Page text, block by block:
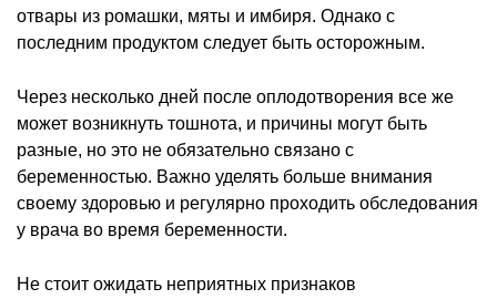
отвары из ромашки, мяты и имбиря. Однако с
последним продуктом следует быть осторожным.
Через несколько дней после оплодотворения все же
может возникнуть тошнота, и причины могут быть
разные, но это не обязательно связано с
беременностью. Важно уделять больше внимания
своему здоровью и регулярно проходить обследования
у врача во время беременности.
Не стоит ожидать неприятных признаков